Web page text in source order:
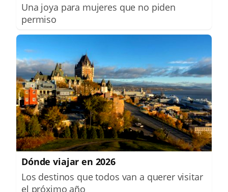
Una joya para mujeres que no piden
permiso
Dónde viajar en 2026
Los destinos que todos van a querer visitar
el próximo año